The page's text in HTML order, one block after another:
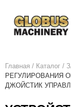
Главная / Каталог /
РЕГУЛИРОВАНИЯ
ДЖОЙСТИК